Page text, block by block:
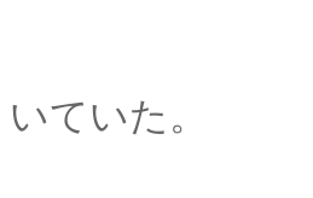
いつの間に
いていた。
月明かりに